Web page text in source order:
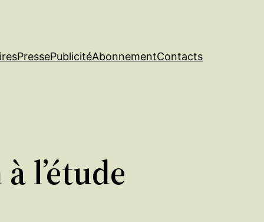
PressePublicitéAbonnementContacts
l’étude